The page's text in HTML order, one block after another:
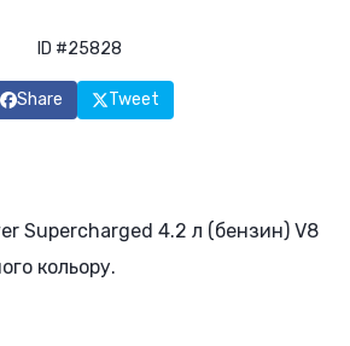
ID #25828
Share Tweet
Supercharged 4.2 л (бензин) V8
кольору.